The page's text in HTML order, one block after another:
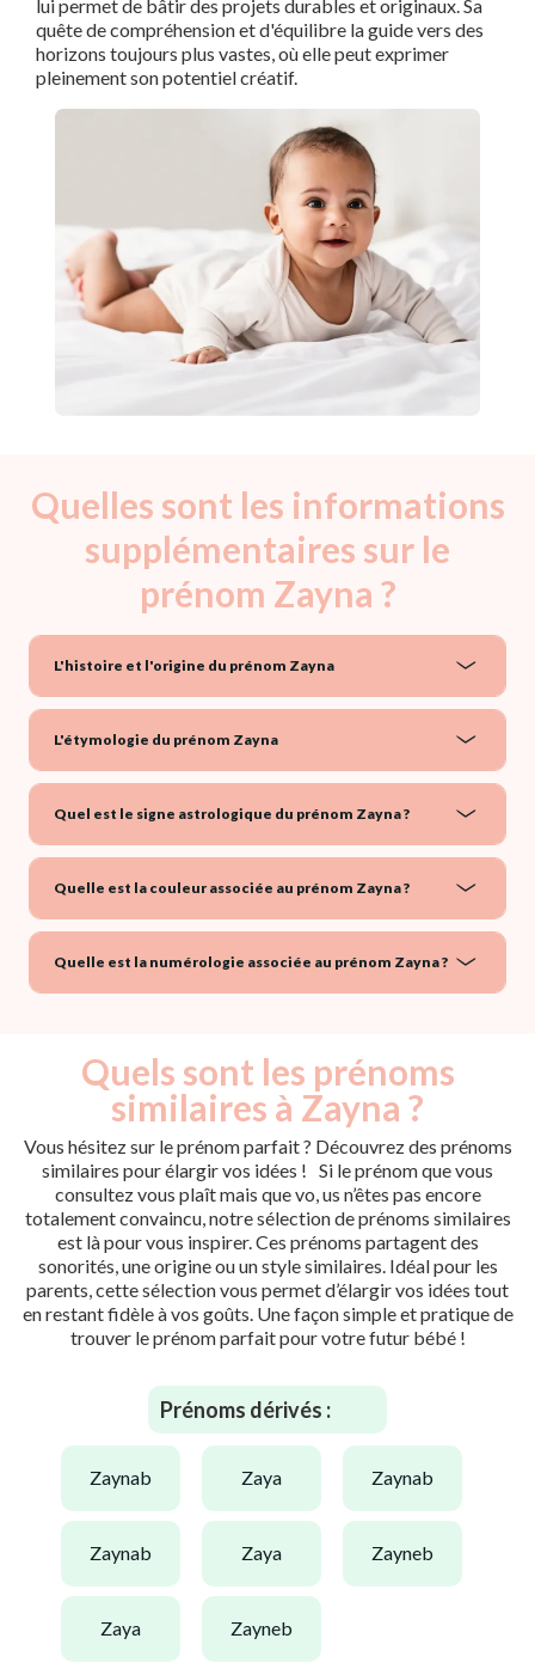
lui permet de bâtir des projets durables et originaux. Sa
quête de compréhension et d'équilibre la guide vers des
horizons toujours plus vastes, où elle peut exprimer
pleinement son potentiel créatif.
Quelles sont les informations
supplémentaires sur le
prénom Zayna ?
L'histoire et l'origine du prénom Zayna
L'étymologie du prénom Zayna
Quel est le signe astrologique du prénom Zayna ?
Quelle est la couleur associée au prénom Zayna ?
Quelle est la numérologie associée au prénom Zayna ?
Quels sont les prénoms
similaires à Zayna ?
Vous hésitez sur le prénom parfait ? Découvrez des prénoms
similaires pour élargir vos idées ! Si le prénom que vous
consultez vous plaît mais que vo, us n’êtes pas encore
totalement convaincu, notre sélection de prénoms similaires
est là pour vous inspirer. Ces prénoms partagent des
sonorités, une origine ou un style similaires. Idéal pour les
parents, cette sélection vous permet d’élargir vos idées tout
en restant fidèle à vos goûts. Une façon simple et pratique de
trouver le prénom parfait pour votre futur bébé !
Prénoms dérivés :
zaynab zaya zaynab
zaynab zaya zayneb
zaya zayneb